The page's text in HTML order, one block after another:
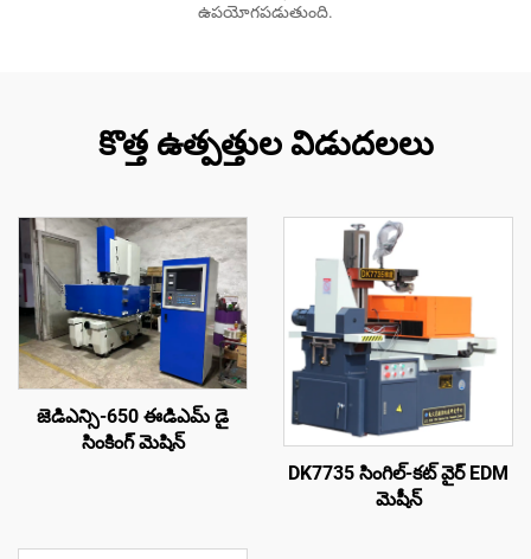
ఉపయోగపడుతుంది.
కొత్త ఉత్పత్తుల విడుదలలు
జెడిఎన్సి-650 ఈడిఎమ్ డై
సింకింగ్ మెషిన్
DK7735 సింగిల్-కట్ వైర్ EDM
మెషీన్